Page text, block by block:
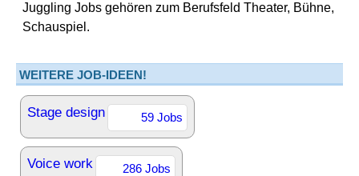
Juggling Jobs gehören zum Berufsfeld Theater, Bühne,
Schauspiel.
WEITERE JOB-IDEEN!
Stage design 59 Jobs
Voice work 286 Jobs